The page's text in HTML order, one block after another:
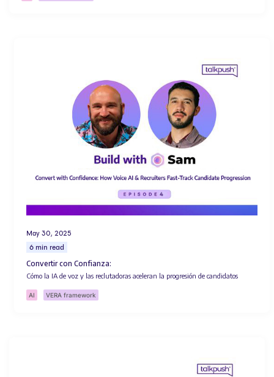
May 30, 2025
6 min read
Convertir con Confianza:
Cómo la IA de voz y las reclutadoras aceleran la progresión de candidatos
AI VERA framework